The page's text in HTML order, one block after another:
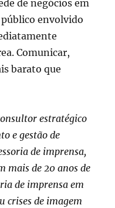
de negócios em
envolvido
Comunicar,
barato que
estratégico
e gestão de
de imprensa,
mais de 20 anos de
de imprensa em
crises de imagem